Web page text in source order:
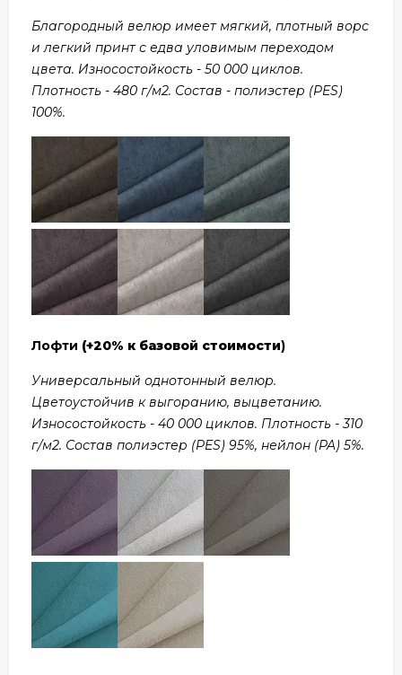
Благородный велюр имеет мягкий, плотный ворс
и легкий принт с едва уловимым переходом
цвета. Износостойкость - 50 000 циклов.
Плотность - 480 г/м2. Состав - полиэстер (PES)
100%.
Лофти (+20% к базовой стоимости)
Универсальный однотонный велюр.
Цветоустойчив к выгоранию, выцветанию.
Износостойкость - 40 000 циклов. Плотность - 310
г/м2. Состав полиэстер (PES) 95%, нейлон (PA) 5%.